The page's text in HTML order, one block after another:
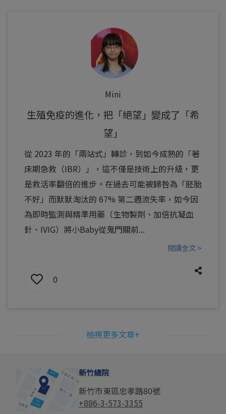
Mini
生殖免疫的進化，把「絕望」變成了「希
望」
從 2023 年的「兩站式」轉診，到如今成熟的「著
床期急救（IBR）」，這不僅是技術上的升級，更
是救活率翻倍的進步。在過去可能被歸咎為「胚胎
不好」而默默淘汰的 67% 第二週流失率，如今因
為即時監測與精準用藥（生物製劑、加倍抗凝血
針、IVIG）將小Baby從鬼門關前...
閱讀全文 >
0
檢視更多文章+
新竹總院
新竹市東區忠孝路80號
+886-3-573-3355